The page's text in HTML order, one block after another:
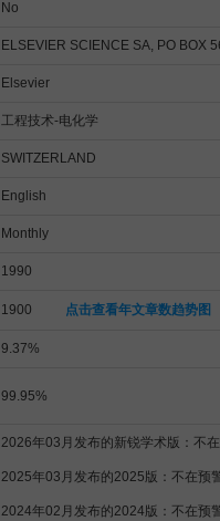
No
ELSEVIER SCIENCE SA, PO BOX
Elsevier
工程技术-电化学
SWITZERLAND
English
Monthly
1990
1900 点击查看年文章数趋势图
9.37%
99.95%
2026年03月发布的新锐学术版：不
2025年03月发布的2025版：不在预
2024年02月发布的2024版：不在预